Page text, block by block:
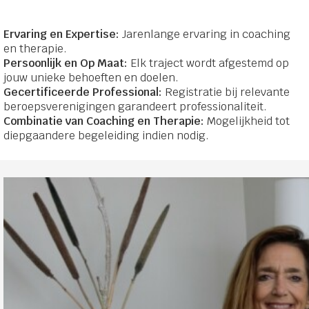
Ervaring en Expertise: Jarenlange ervaring in coaching
en therapie.
Persoonlijk en Op Maat: Elk traject wordt afgestemd op
jouw unieke behoeften en doelen.
Gecertificeerde Professional: Registratie bij relevante
beroepsverenigingen garandeert professionaliteit.
Combinatie van Coaching en Therapie: Mogelijkheid tot
diepgaandere begeleiding indien nodig.